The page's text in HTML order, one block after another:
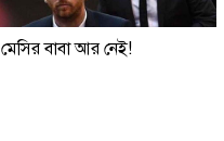
মেসির বাবা আর নেই!